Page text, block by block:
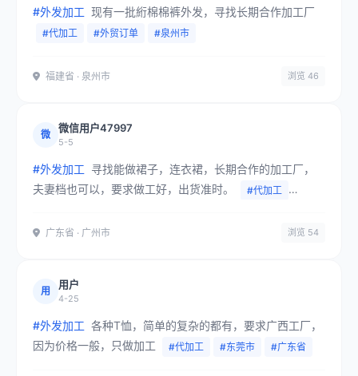
#外发加工 现有一批絎棉棉裤外发，寻找长期合作加工厂
#代加工 #外贸订单 #泉州市
福建省 · 泉州市 浏览 46
微
微信用户47997
5-5
#外发加工 寻找能做裙子，连衣裙，长期合作的加工厂，
夫妻档也可以，要求做工好，出货准时。
#代加工
广东省 · 广州市
浏览 54
用
用户
4-25
#外发加工 各种T恤，简单的复杂的都有，要求广西工厂，
因为价格一般，只做加工
#代加工 #东莞市 #广东省